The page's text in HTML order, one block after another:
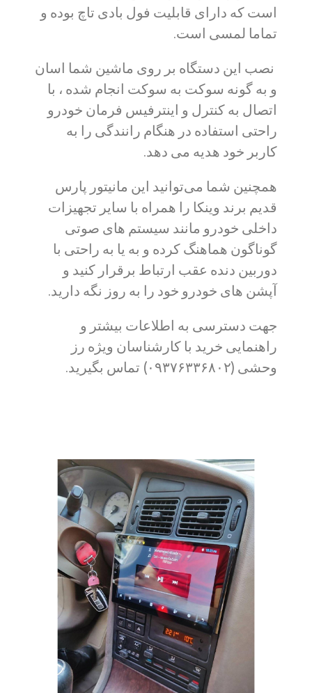
است که دارای قابلیت فول بادی تاچ بوده و
تماما لمسی است.
نصب این دستگاه بر روی ماشین شما اسان
و به گونه سوکت به سوکت انجام شده ، با
اتصال به کنترل و اینترفیس فرمان خودرو
راحتی استفاده در هنگام رانندگی را به
کاربر خود هدیه می دهد.
همچنین شما می‌توانید این مانیتور پارس
قدیم برند وینکا را همراه با سایر تجهیزات
داخلی خودرو مانند سیستم های صوتی
گوناگون هماهنگ کرده و به یا به راحتی با
دوربین دنده عقب ارتباط برقرار کنید و
آپشن های خودرو خود را به روز نگه دارید.
جهت دسترسی به اطلاعات بیشتر و
راهنمایی خرید با کارشناسان ویژه رز
وحشی (۰۹۳۷۶۳۳۶۸۰۲) تماس بگیرید.